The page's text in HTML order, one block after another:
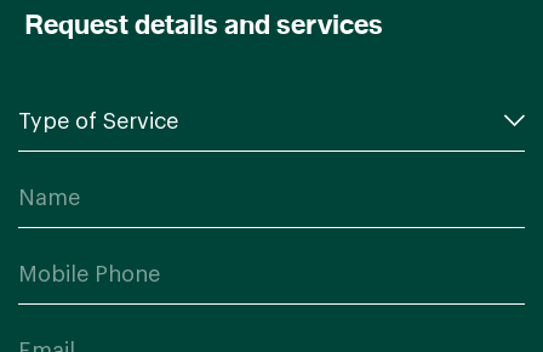
Request details and services